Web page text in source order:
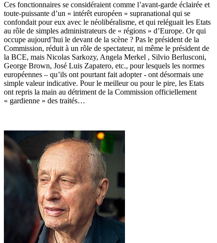
Ces fonctionnaires se considéraient comme l’avant-garde éclairée et
toute-puissante d’un « intérêt européen » supranational qui se
confondait pour eux avec le néolibéralisme, et qui reléguait les Etats
au rôle de simples administrateurs de « régions » d’Europe. Or qui
occupe aujourd’hui le devant de la scène ? Pas le président de la
Commission, réduit à un rôle de spectateur, ni même le président de
la BCE, mais Nicolas Sarkozy, Angela Merkel , Silvio Berlusconi,
George Brown, José Luis Zapatero, etc., pour lesquels les normes
européennes – qu’ils ont pourtant fait adopter - ont désormais une
simple valeur indicative. Pour le meilleur ou pour le pire, les Etats
ont repris la main au détriment de la Commission officiellement
« gardienne » des traités…